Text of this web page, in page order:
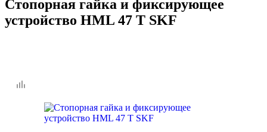
Стопорная гайка и фиксирующее
устройство HML 47 T SKF